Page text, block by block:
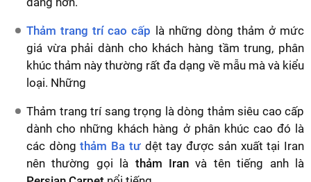
Thảm trang trí cao cấp là những dòng thảm ở mức
giá vừa phải dành cho khách hàng tầm trung, phân
khúc thảm này thường rất đa dạng về mẫu mà và kiểu
loại. Những
Thảm trang trí sang trọng là dòng thảm siêu cao cấp
dành cho những khách hàng ở phân khúc cao đó là
các dòngthảm Ba tưdệt tay được sản xuất tại Iran
nên thường gọi là thảm Iran và tên tiếng anh là